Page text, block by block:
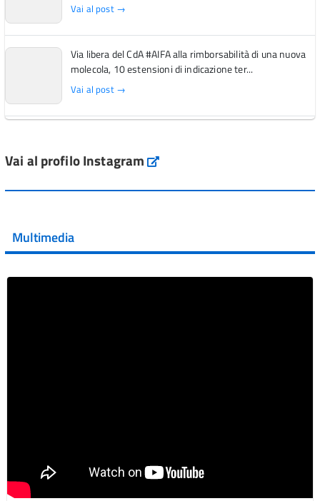
Vai al post →
Via libera del CdA #AIFA alla rimborsabilità di una nuova
molecola, 10 estensioni di indicazione ter...
Vai al post →
Vai al post →
Vai al post →
Vai al profilo Instagram Instagram
Multimedia